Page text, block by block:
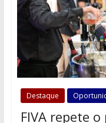
Destaque
FIVA repete